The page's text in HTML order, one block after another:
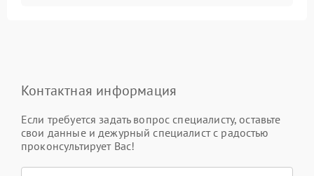
Контактная информация
Если требуется задать вопрос специалисту, оставьте
свои данные и дежурный специалист с радостью
проконсультирует Вас!